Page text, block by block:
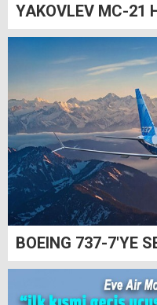
YAKOVLEV MC-21
BOEING 737-7'YE